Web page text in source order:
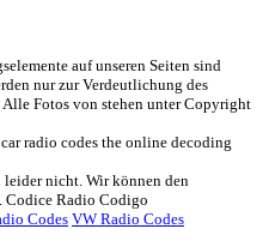
auf unseren Seiten sind
nur zur Verdeutlichung des
Fotos von stehen unter Copyright
radio codes the online decoding
nicht. Wir können den
Codice Radio Codigo
CodesVW Radio Codes